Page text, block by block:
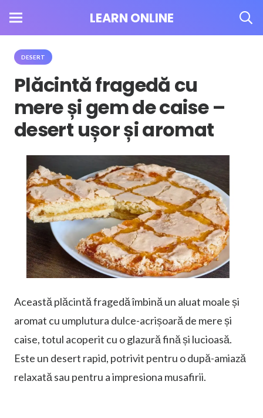
LEARN ONLINE
DESERT
Plăcintă fragedă cu
mere și gem de caise –
desert ușor și aromat
Această plăcintă fragedă îmbină un aluat moale și
aromat cu umplutura dulce-acrișoară de mere și
caise, totul acoperit cu o glazură fină și lucioasă.
Este un desert rapid, potrivit pentru o după-amiază
relaxată sau pentru a impresiona musafirii.